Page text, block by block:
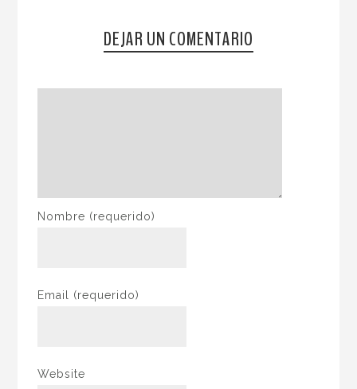
DEJAR UN COMENTARIO
Nombre (requerido)
Email (requerido)
Website